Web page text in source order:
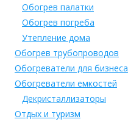
Обогрев палатки
Обогрев погреба
Утепление дома
Обогрев трубопроводов
Обогреватели для бизнеса
Обогреватели емкостей
Декристаллизаторы
Отдых и туризм